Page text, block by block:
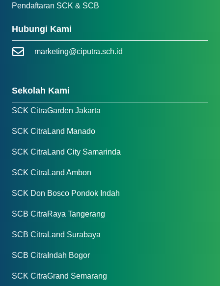
Pendaftaran SCK & SCB
Hubungi Kami
marketing@ciputra.sch.id
Sekolah Kami
SCK CitraGarden Jakarta
SCK CitraLand Manado
SCK CitraLand City Samarinda
SCK CitraLand Ambon
SCK Don Bosco Pondok Indah
SCB CitraRaya Tangerang
SCB CitraLand Surabaya
SCB CitraIndah Bogor
SCK CitraGrand Semarang